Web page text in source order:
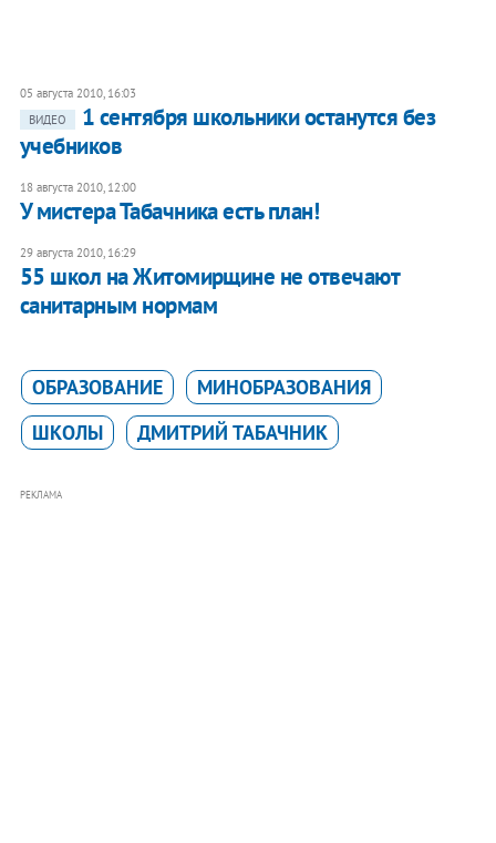
05 августа 2010, 16:03
ВИДЕО
1 сентября школьники останутся без
учебников
18 августа 2010, 12:00
​У мистера Табачника есть план!
29 августа 2010, 16:29
55 школ на Житомирщине не отвечают
санитарным нормам
ОБРАЗОВАНИЕ
МИНОБРАЗОВАНИЯ
ШКОЛЫ
ДМИТРИЙ ТАБАЧНИК
РЕКЛАМА